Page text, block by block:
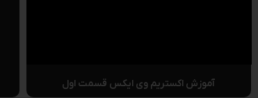
آموزش اکستریم وی ایکس قسمت اول